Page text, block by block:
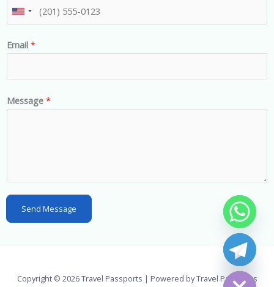
U
i
e
d
e
s
+
Email *
Message *
Send Message
Copyright © 2026 Travel Passports | Powered by Travel Passports
Hide
chaty